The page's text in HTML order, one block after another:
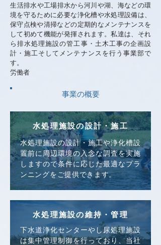
​生活排水や工場排水から河川や湖、海などの環
境を守るために必要な浄化槽や水処理設備は、
保守点検や清掃などの定期的なメンテナンスを
して初めて機能が発揮されます。私達は、それ
ら排水処理施設の管工事・土木工事の企画設
計・施工そしてメンテナンスを行う事業部で
す。
​労働者
​事業の概要
水処理施設の設計・施工や浄化槽設
置前に周辺環境の入念な調査を実施
しますので条件に応じた最適なプラ
ンニングをご提供できます。
水処理施設の設計・施工
下水道浄化センターやし尿処理施設
は集中管理制御を行っており、当社
水処理施設の維持・管理